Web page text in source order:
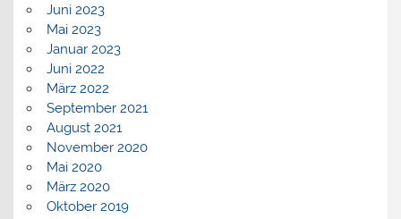
Juni 2023
Mai 2023
Januar 2023
Juni 2022
März 2022
September 2021
August 2021
November 2020
Mai 2020
März 2020
Oktober 2019